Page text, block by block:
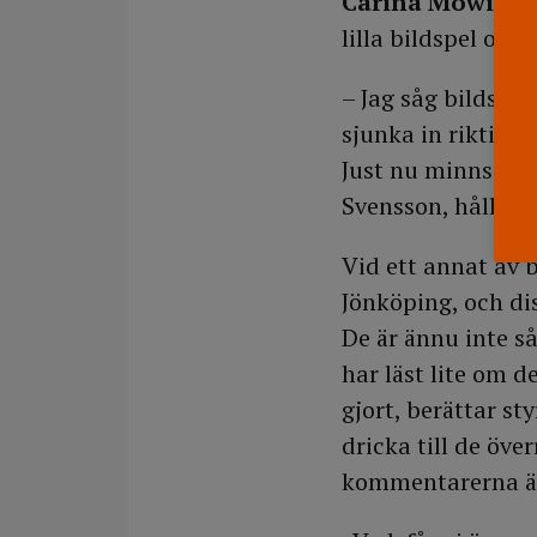
lilla bildspel om
– Jag såg
sjunka in riktigt
Just nu minns
Svensson, håller
Vid ett annat av
Jönköping, och
De är ännu inte
har läst lite om
gjort, berättar
dricka till de
kommentarerna